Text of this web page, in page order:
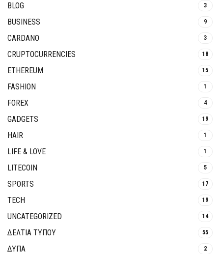
BLOG 3
BUSINESS 9
CARDANO 3
CRUPTOCURRENCIES 18
ETHEREUM 15
FASHION 1
FOREX 4
GADGETS 19
HAIR 1
LIFE & LOVE 1
LITECOIN 5
SPORTS 17
TECH 19
UNCATEGORIZED 14
ΔΕΛΤΙΑ ΤΥΠΟΥ 55
ΔΥΠΑ 2